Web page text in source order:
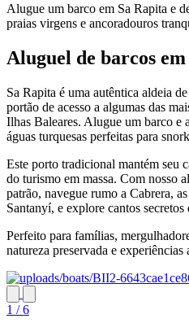
Alugue um barco em Sa Rapita e
praias virgens e ancoradouros
Aluguel de barcos
Sa Rapita é uma autêntica aldeia
portão de acesso a algumas das
Ilhas Baleares. Alugue um barco e
águas turquesas perfeitas para
Este porto tradicional mantém seu
do turismo em massa. Com nosso
patrão, navegue rumo a Cabrera,
Santanyí, e explore cantos
Perfeito para famílias,
natureza preservada e experiências
1 / 6